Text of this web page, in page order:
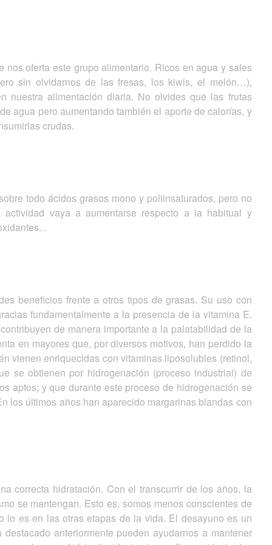
oferta este grupo alimentario. Ricos en agua y sales
sin olvidarnos de las fresas, los kiwis, el melón…),
nuestra alimentación diaria. No olvides que las frutas
agua pero aumentando también el aporte de calorías, y
crudas.
todo ácidos grasos mono y poliinsaturados, pero no
vaya a aumentarse respecto a la habitual y
beneficios frente a otros tipos de grasas. Su uso con
fundamentalmente a la presencia de la vitamina E.
de manera importante a la palatabilidad de la
en mayores que, por diversos motivos, han perdido la
vienen enriquecidas con vitaminas liposolubles (retinol,
se obtienen por hidrogenación (proceso industrial) de
aptos; y que durante este proceso de hidrogenación se
los últimos años han aparecido margarinas blandas con
correcta hidratación. Con el transcurrir de los años, la
se mantengan. Esto es, somos menos conscientes de
es en las otras etapas de la vida. El desayuno es un
anteriormente pueden ayudarnos a mantener